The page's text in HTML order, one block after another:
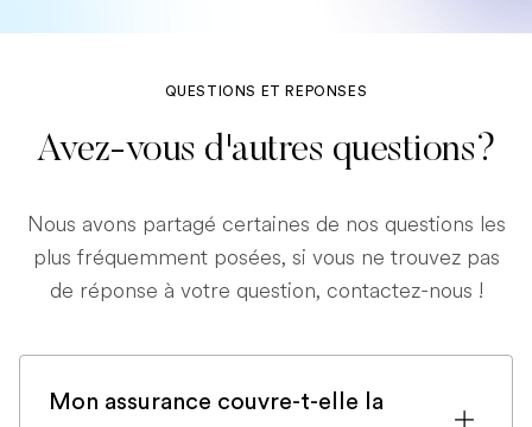
QUESTIONS ET REPONSES
Avez-vous d'autres questions?
Nous avons partagé certaines de nos questions les
plus fréquemment posées, si vous ne trouvez pas
de réponse à votre question, contactez-nous !
Mon assurance couvre-t-elle la